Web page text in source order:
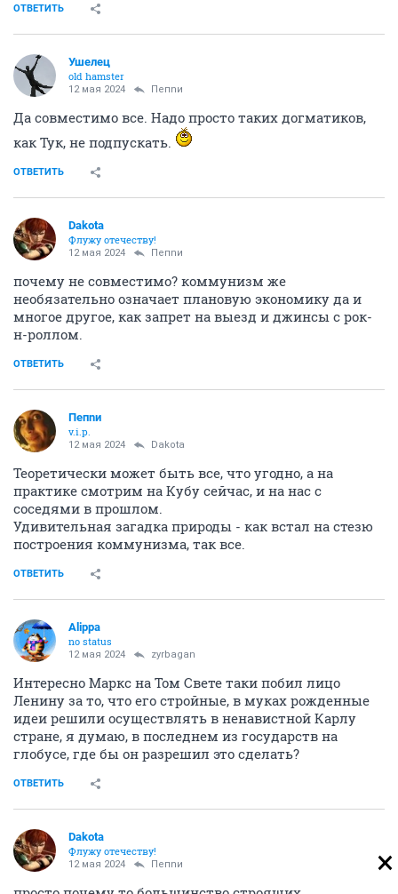
ОТВЕТИТЬ
Ушелец
old hamster
12 мая 2024 Пепnи
Да совместимо все. Надо просто таких догматиков,
как Тук, не подпускать.
ОТВЕТИТЬ
Dаkota
Флужу отечеству!
12 мая 2024 Пепnи
почему не совместимо? коммунизм же
необязательно означает плановую экономику да и
многое другое, как запрет на выезд и джинсы с рок-
н-роллом.
ОТВЕТИТЬ
Пепnи
v.i.p.
12 мая 2024 Dаkota
Теоретически может быть все, что угодно, а на
практике смотрим на Кубу сейчас, и на нас с
соседями в прошлом.
Удивительная загадка природы - как встал на стезю
построения коммунизма, так все.
ОТВЕТИТЬ
Alippa
no status
12 мая 2024 zyrbagan
Интересно Маркс на Том Свете таки побил лицо
Ленину за то, что его стройные, в муках рожденные
идеи решили осуществлять в ненавистной Карлу
стране, я думаю, в последнем из государств на
глобусе, где бы он разрешил это сделать?
ОТВЕТИТЬ
Dаkota
Флужу отечеству!
12 мая 2024 Пепnи